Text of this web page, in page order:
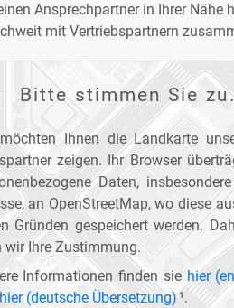
An­sprech­part­ner in Ih­rer Nä­he
mit Ver­triebs­part­nern
Bit­te stim­men Sie
Ih­nen die Land­kar­te
zei­gen. Ihr Brow­ser
Da­ten,
an Open­Street­Map, wo die­se
Grün­den ge­spei­chert wer­den.
wir Ih­re Zu­stim­mung.
In­for­ma­tio­nen fin­den sie hier
hier (deut­sche Über­set­zung)¹.